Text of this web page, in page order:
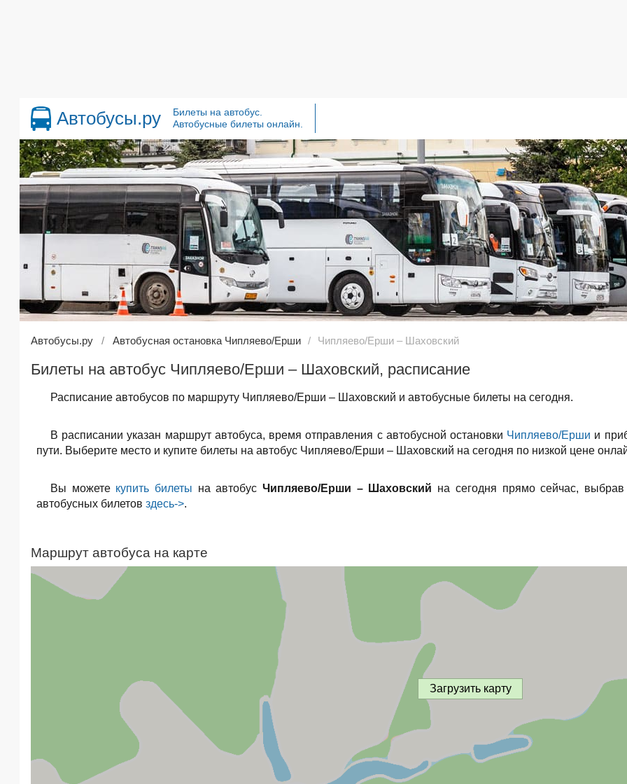
Автобусы.ру
Билеты на автобус.
Автобусные билеты онлайн.
Автобусы.ру Автобусная остановка Чипляево/Ерши Чипляево/Ерши – Шаховский
Билеты на автобус Чипляево/Ерши – Шаховский, расписание
Расписание автобусов по маршруту Чипляево/Ерши – Шаховский и автобусные билеты на сегодня.
В расписании указан маршрут автобуса, время отправления с автобусной остановки Чипляево/Ерши и
пути. Выберите место и купите билеты на автобус Чипляево/Ерши – Шаховский на сегодня по низкой цене
Вы можете купить билеты на автобусЧипляево/Ерши – Шаховский на сегодня прямо сейчас,
автобусных билетов здесь->.
Маршрут автобуса на карте
Загрузить карту